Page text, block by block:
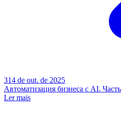
314 de out. de 2025
Автоматизация бизнеса с AI.
Ler mais